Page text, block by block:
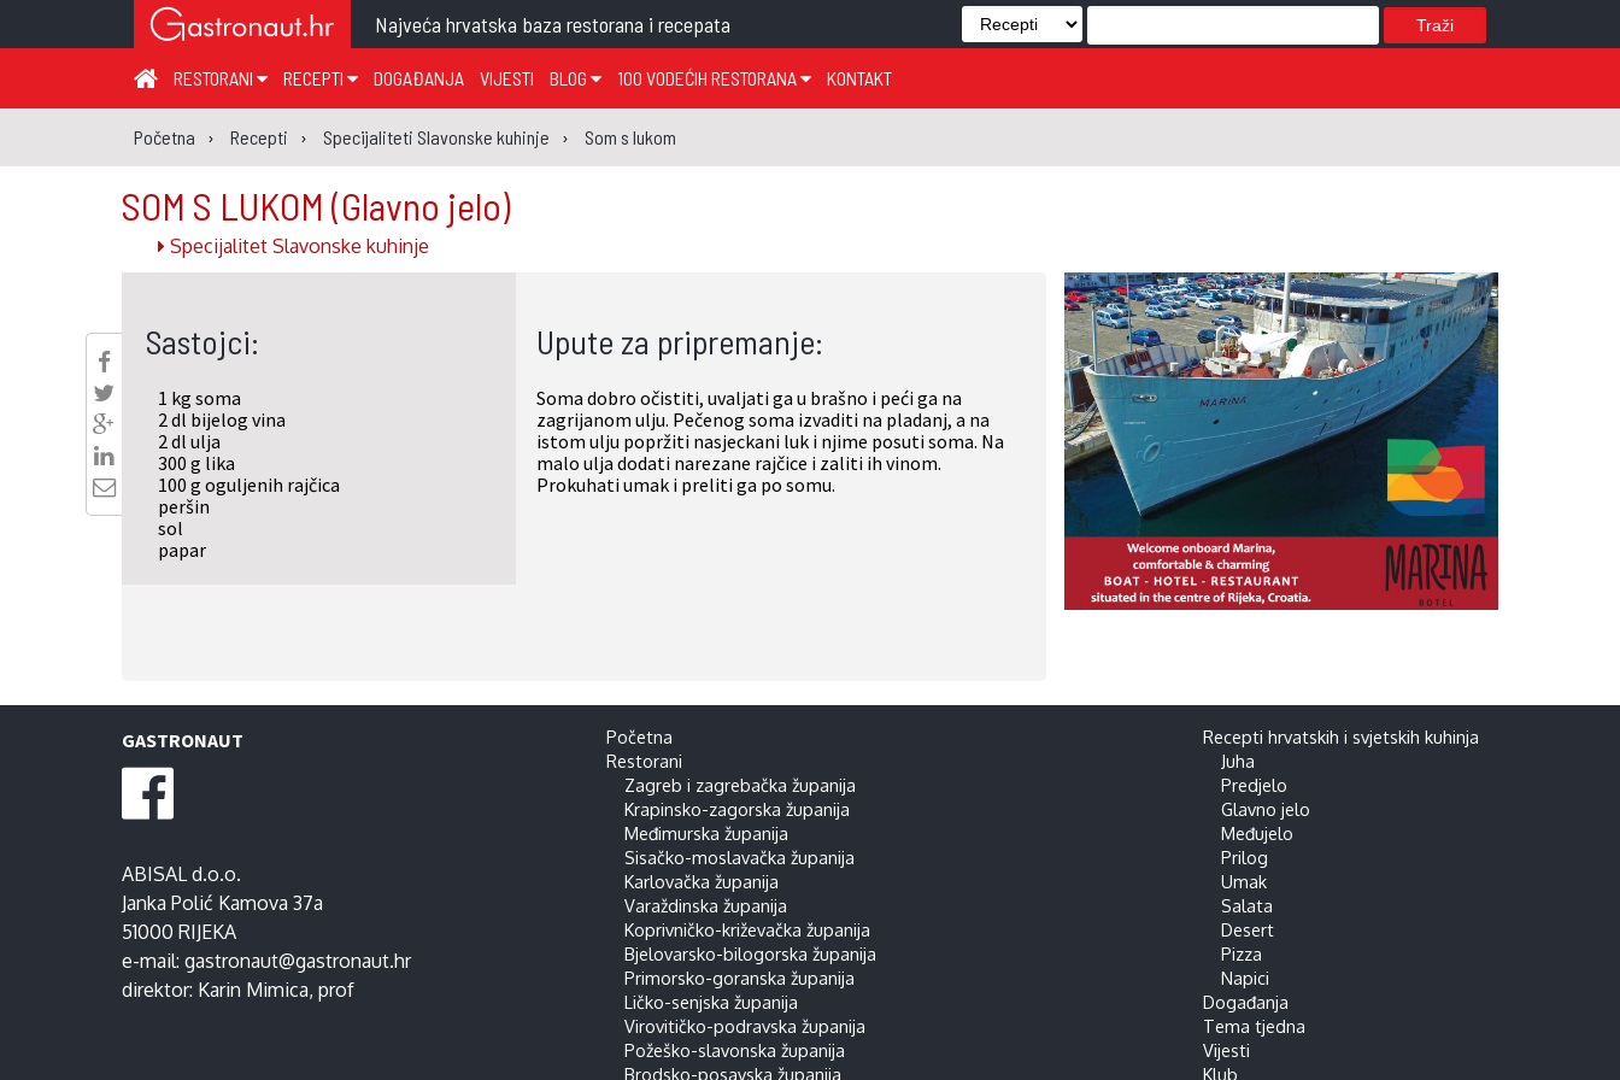
Najveća hrvatska baza restorana i recepata Traži
RESTORANI
ZAGREB I ZAGREBAČKA ŽUPANIJA
KRAPINSKO-ZAGORSKA ŽUPANIJA
MEĐIMURSKA ŽUPANIJA
SISAČKO-MOSLAVAČKA ŽUPANIJA
KARLOVAČKA ŽUPANIJA
KOPRIVNIČKO-KRIŽEVAČKA ŽUPANIJA
VIROVITIČKO-PODRAVSKA ŽUPANIJA
POŽEŠKO-SLAVONSKA ŽUPANIJA
OSJEČKO-BARANJSKA ŽUPANIJA
ŠIBENSKO-KNINSKA ŽUPANIJA
VUKOVARSKO-SRIJEMSKA ŽUPANIJA
SPLITSKO-DALMATINSKA ŽUPANIJA
ISTARSKA ŽUPANIJA
DUBROVAČKO-NERETVANSKA ŽUPANIJA
RECEPTI
JUHA
PREDJELO
GLAVNO JELO
MEĐUJELO
PRILOG
SALATA
DOGAĐANJA VIJESTI BLOG
TEMA TJEDNA
KLUB
GASTRO REGIJE
100 VODEĆIH RESTORANA
GLASANJE
KONTAKT
Početna Recepti Specijaliteti Slavonske kuhinje Som s lukom
SOM S LUKOM (Glavno jelo)
Specijalitet Slavonske kuhinje
Sastojci:
1 kg soma
2 dl bijelog vina
2 dl ulja
300 g lika
100 g oguljenih rajčica
peršin
sol
papar
Upute za pripremanje:
Soma dobro očistiti, uvaljati ga u brašno i peći ga na
zagrijanom ulju. Pečenog soma izvaditi na pladanj, a na
istom ulju popržiti nasjeckani luk i njime posuti soma. Na
malo ulja dodati narezane rajčice i zaliti ih vinom.
Prokuhati umak i preliti ga po somu.
GASTRONAUT
ABISAL d.o.o.
Janka Polić Kamova 37a
51000 RIJEKA
e-mail: gastronaut@gastronaut.hr
direktor: Karin Mimica, prof
Početna
Restorani
Zagreb i zagrebačka županija
Krapinsko-zagorska županija
Međimurska županija
Sisačko-moslavačka županija
Karlovačka županija
Varaždinska županija
Koprivničko-križevačka županija
Bjelovarsko-bilogorska županija
Primorsko-goranska županija
Ličko-senjska županija
Virovitičko-podravska županija
Požeško-slavonska županija
Brodsko-posavska županija
Recepti hrvatskih i svjetskih kuhinja
Juha
Predjelo
Glavno jelo
Međujelo
Prilog
Umak
Salata
Desert
Pizza
Napici
Događanja
Tema tjedna
Vijesti
Klub